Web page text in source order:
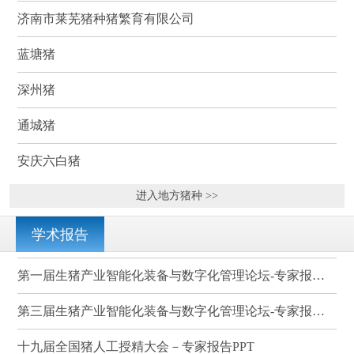
济南市莱芜猪种猪繁育有限公司
蓝塘猪
深州猪
通城猪
安庆六白猪
进入地方猪种 >>
学术报告
第一届生猪产业智能化装备与数字化管理论坛-专家报告PPT
第三届生猪产业智能化装备与数字化管理论坛-专家报告PPT
十九届全国猪人工授精大会－专家报告PPT